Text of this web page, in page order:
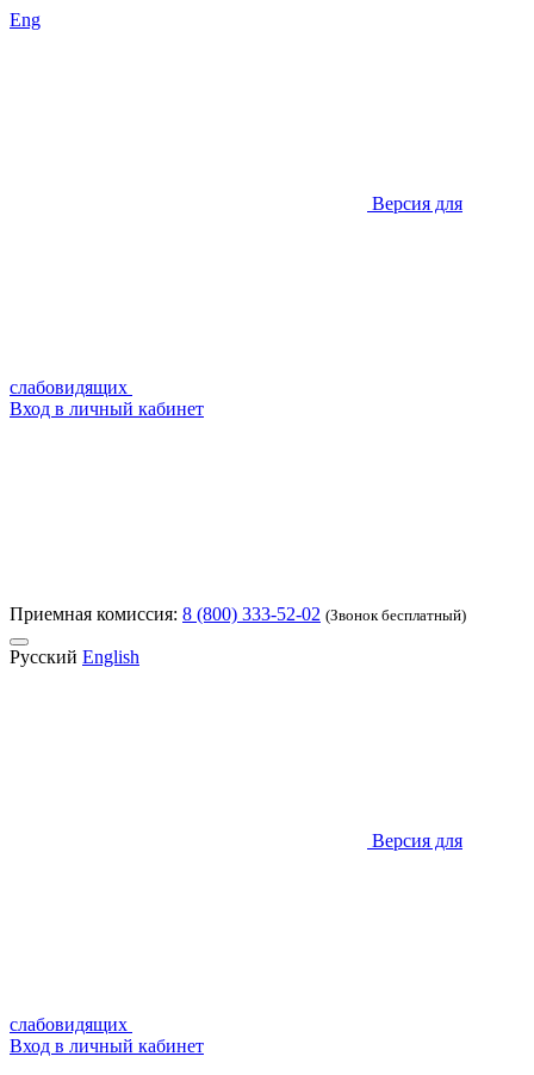
Eng
Версия для
слабовидящих
Вход в личный кабинет
Приемная комиссия: 8 (800) 333-52-02 (Звонок бесплатный)
Русский English
Версия для
слабовидящих
Вход в личный кабинет